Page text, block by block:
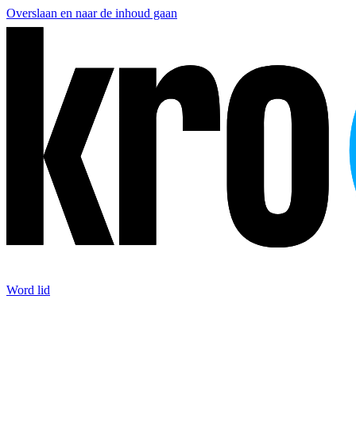
Overslaan en naar de inhoud gaan
Word lid